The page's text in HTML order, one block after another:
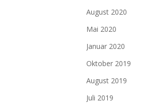
August 2020
Mai 2020
Januar 2020
Oktober 2019
August 2019
Juli 2019